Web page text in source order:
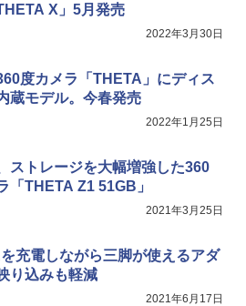
X」5月発売
2022年3月30日
度カメラ「THETA」にディス
蔵モデル。今春発売
2022年1月25日
ストレージを大幅増強した360
「THETA Z1 51GB」
2021年3月25日
充電しながら三脚が使えるアダ
り込みも軽減
2021年6月17日